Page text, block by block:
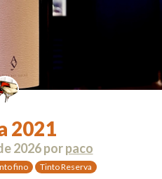
2021
2026porpaco
fino Tinto Reserva